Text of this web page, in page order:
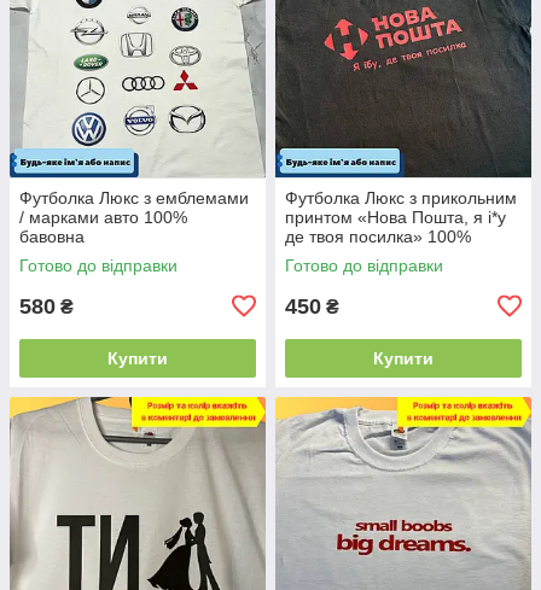
Футболка Люкс з емблемами
/ марками авто 100%
бавовна
Готово до відправки
580 ₴
Купити
Футболка Люкс з прикольним
принтом «Нова Пошта, я і*у
де твоя посилка» 100%
бавовна
Готово до відправки
450 ₴
Купити